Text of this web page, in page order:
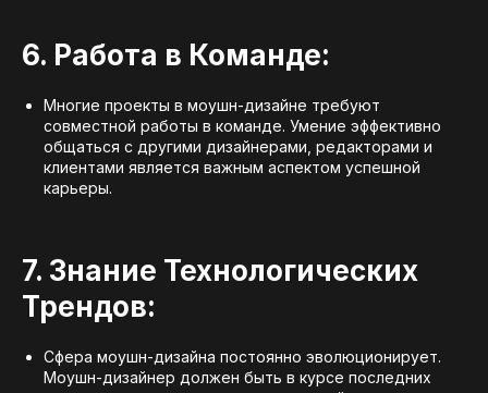
6. Работа в Команде:
Многие проекты в моушн-дизайне требуют
совместной работы в команде. Умение эффективно
общаться с другими дизайнерами, редакторами и
клиентами является важным аспектом успешной
карьеры.
7. Знание Технологических
Трендов:
Сфера моушн-дизайна постоянно эволюционирует.
Моушн-дизайнер должен быть в курсе последних